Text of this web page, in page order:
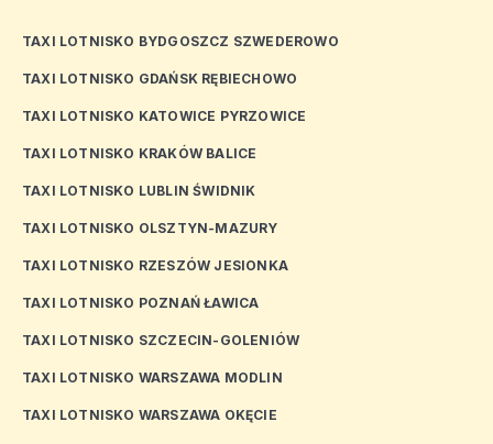
TAXI LOTNISKO BYDGOSZCZ SZWEDEROWO
TAXI LOTNISKO GDAŃSK RĘBIECHOWO
TAXI LOTNISKO KATOWICE PYRZOWICE
TAXI LOTNISKO KRAKÓW BALICE
TAXI LOTNISKO LUBLIN ŚWIDNIK
TAXI LOTNISKO OLSZTYN-MAZURY
TAXI LOTNISKO RZESZÓW JESIONKA
TAXI LOTNISKO POZNAŃ ŁAWICA
TAXI LOTNISKO SZCZECIN-GOLENIÓW
TAXI LOTNISKO WARSZAWA MODLIN
TAXI LOTNISKO WARSZAWA OKĘCIE